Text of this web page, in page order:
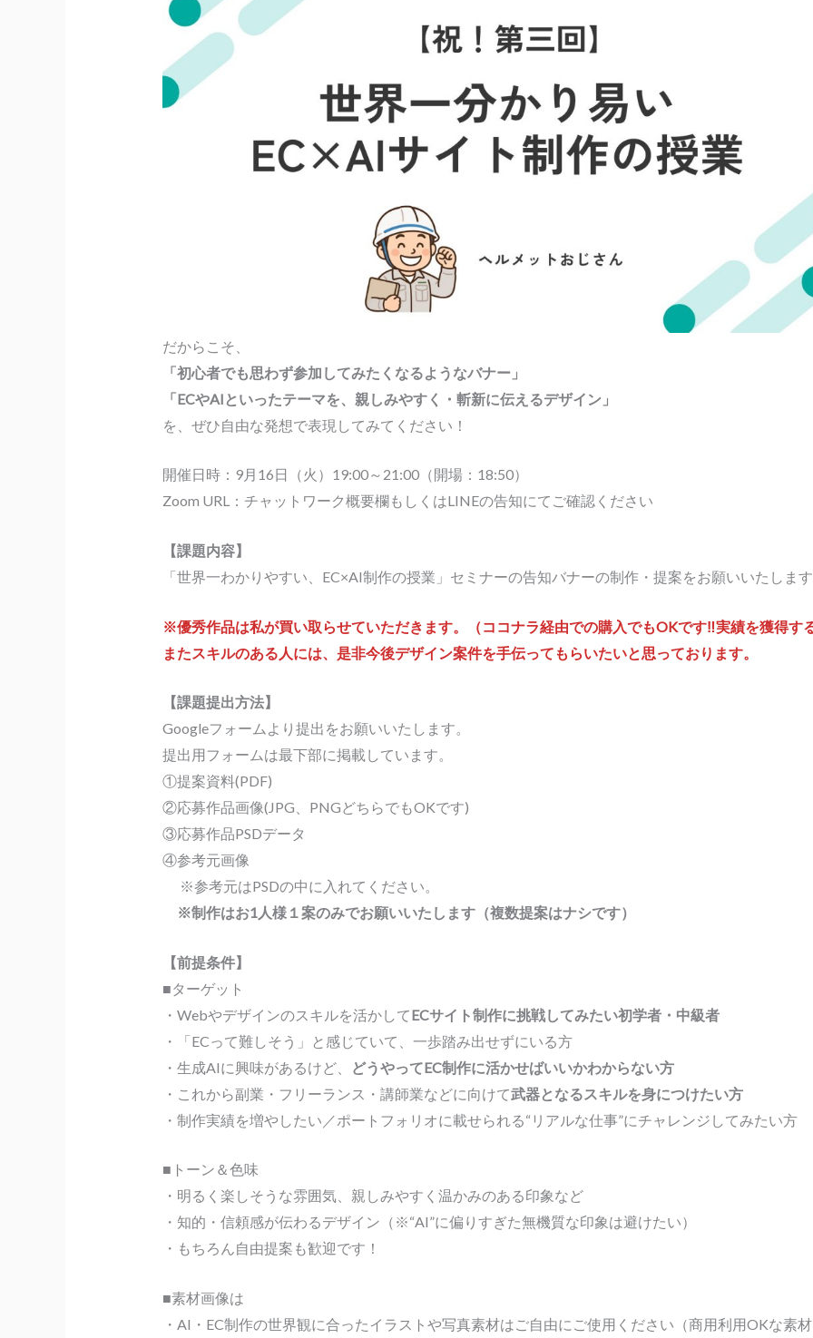
だからこそ、
「初心者でも思わず参加してみたくなるようなバナー」
「ECやAIといったテーマを、親しみやすく・斬新に伝えるデザイン」
を、ぜひ自由な発想で表現してみてください！
開催日時：9月16日（火）19:00～21:00（開場：18:50）
Zoom URL：チャットワーク概要欄もしくはLINEの告知にてご確認ください
【課題内容】
「世界一わかりやすい、EC×AI制作の授業」セミナーの告知バナーの制作・提案をお願いいたしま
※優秀作品は私が買い取らせていただきます。（ココナラ経由での購入でもOKです‼実績を獲得す
またスキルのある人には、是非今後デザイン案件を手伝ってもらいたいと思っております。
【課題提出方法】
Googleフォームより提出をお願いいたします。
提出用フォームは最下部に掲載しています。
①提案資料(PDF)
②応募作品画像(JPG、PNGどちらでもOKです)
③応募作品PSDデータ
④参考元画像
※参考元はPSDの中に入れてください。
※制作はお1人様１案のみでお願いいたします（複数提案はナシです）
【前提条件】
■ターゲット
・Webやデザインのスキルを活かしてECサイト制作に挑戦してみたい初学者・中級者
・「ECって難しそう」と感じていて、一歩踏み出せずにいる方
・生成AIに興味があるけど、
どうやってEC制作に活かせばいいかわからない方
・これから副業・フリーランス・講師業などに向けて武器となるスキルを身につけたい方
・制作実績を増やしたい／ポートフォリオに載せられる“リアルな仕事”にチャレンジしてみたい方
■トーン＆色味
・明るく楽しそうな雰囲気、親しみやすく温かみのある印象など
・知的・信頼感が伝わるデザイン（※“AI”に偏りすぎた無機質な印象は避けたい）
・もちろん自由提案も歓迎です！
■素材画像は
・AI・EC制作の世界観に合ったイラストや写真素材はご自由にご使用ください（商用利用OKな素